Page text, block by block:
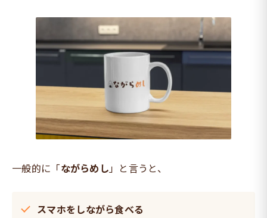
一般的に「ながらめし」と言うと、
スマホをしながら食べる